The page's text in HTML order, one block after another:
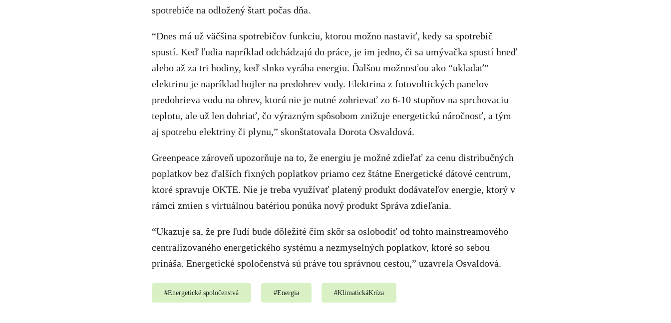
spotrebiče na odložený štart počas dňa.
“Dnes má už väčšina spotrebičov funkciu, ktorou možno nastaviť, kedy sa spotrebič
spustí. Keď ľudia napríklad odchádzajú do práce, je im jedno, či sa umývačka spustí hneď
alebo až za tri hodiny, keď slnko vyrába energiu. Ďalšou možnosťou ako “ukladať”
elektrinu je napríklad bojler na predohrev vody. Elektrina z fotovoltických panelov
predohrieva vodu na ohrev, ktorú nie je nutné zohrievať zo 6-10 stupňov na sprchovaciu
teplotu, ale už len dohriať, čo výrazným spôsobom znižuje energetickú náročnosť, a tým
aj spotrebu elektriny či plynu,” skonštatovala Dorota Osvaldová.
Greenpeace zároveň upozorňuje na to, že energiu je možné zdieľať za cenu distribučných
poplatkov bez ďalších fixných poplatkov priamo cez štátne Energetické dátové centrum,
ktoré spravuje OKTE. Nie je treba využívať platený produkt dodávateľov energie, ktorý v
rámci zmien s virtuálnou batériou ponúka nový produkt Správa zdieľania.
“Ukazuje sa, že pre ľudí bude dôležité čím skôr sa oslobodiť od tohto mainstreamového
centralizovaného energetického systému a nezmyselných poplatkov, ktoré so sebou
prináša. Energetické spoločenstvá sú práve tou správnou cestou,” uzavrela Osvaldová.
#Energetické spoločenstvá #Energia #KlimatickáKríza